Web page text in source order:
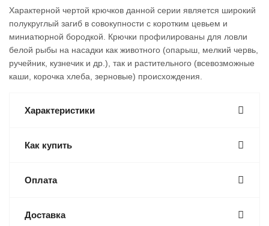
Характерной чертой крючков данной серии является широкий
полукруглый загиб в совокупности с коротким цевьем и
миниатюрной бородкой. Крючки профилированы для ловли
белой рыбы на насадки как животного (опарыш, мелкий червь,
ручейник, кузнечик и др.), так и растительного (всевозможные
каши, корочка хлеба, зерновые) происхождения.
Характеристики
Как купить
Оплата
Доставка